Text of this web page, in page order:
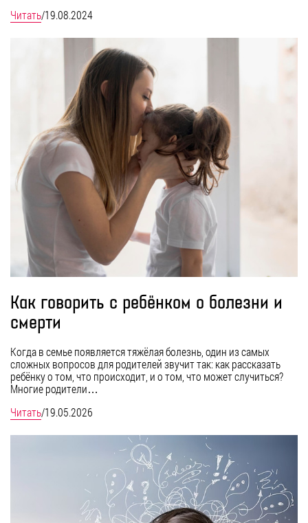
Читать/19.08.2024
Как говорить с ребёнком о болезни и
смерти
Когда в семье появляется тяжёлая болезнь, один из самых
сложных вопросов для родителей звучит так: как рассказать
ребёнку о том, что происходит, и о том, что может случиться?
Многие родители…
Читать/19.05.2026